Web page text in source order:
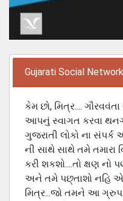
Gujarati Social Network
કેમ છો, મિત્ર....
આપનું સ્વાગત કરવા
ગુજરાતી લોકો ના
ની સાથે સાથે તમે તમારા
કરી શકશો....તો ક્ષણ નો
અને તમે પછ્તાશો નહિ
મિત્ર...જો તમને આ ગ્રુપ